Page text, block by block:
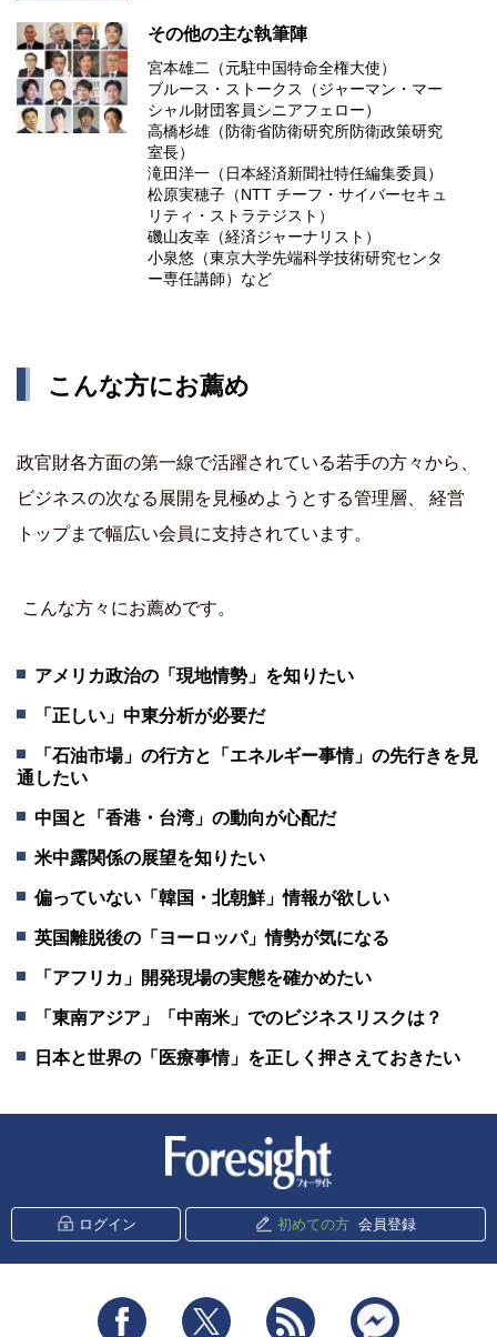
その他の主な執筆陣
宮本雄二（元駐中国特命全権大使）
ブルース・ストークス（ジャーマン・マー
シャル財団客員シニアフェロー）
高橋杉雄（防衛省防衛研究所防衛政策研究
室長）
滝田洋一（日本経済新聞社特任編集委員）
松原実穂子（NTT チーフ・サイバーセキュ
リティ・ストラテジスト）
磯山友幸（経済ジャーナリスト）
小泉悠（東京大学先端科学技術研究センタ
ー専任講師）など
こんな方にお薦め
政官財各方面の第一線で活躍されている若手の方々から、
ビジネスの次なる展開を見極めようとする管理層、 経営
トップまで幅広い会員に支持されています。
こんな方々にお薦めです。
アメリカ政治の「現地情勢」を知りたい
「正しい」中東分析が必要だ
「石油市場」の行方と「エネルギー事情」の先行きを見
通したい
中国と「香港・台湾」の動向が心配だ
米中露関係の展望を知りたい
偏っていない「韓国・北朝鮮」情報が欲しい
英国離脱後の「ヨーロッパ」情勢が気になる
「アフリカ」開発現場の実態を確かめたい
「東南アジア」「中南米」でのビジネスリスクは？
日本と世界の「医療事情」を正しく押さえておきたい
ログイン 初めての方 会員登録
Facebook Twitter RSS